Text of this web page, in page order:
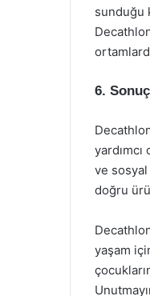
sunduğu
6.
ve
doğru
yaşam